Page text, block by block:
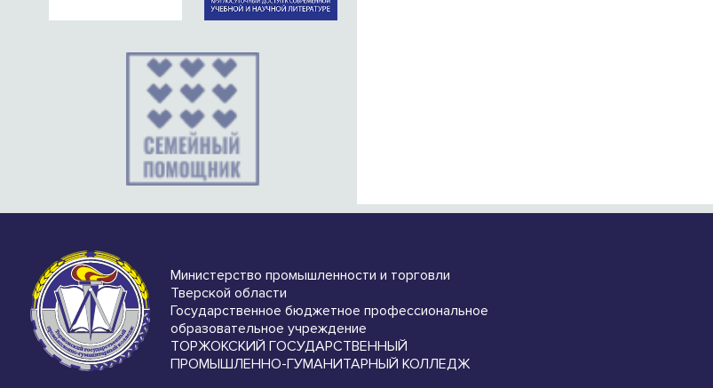
Министерство промышленности и торговли
Тверской области
Государственное бюджетное профессиональное
образовательное учреждение
ТОРЖОКСКИЙ ГОСУДАРСТВЕННЫЙ
ПРОМЫШЛЕННО-ГУМАНИТАРНЫЙ КОЛЛЕДЖ